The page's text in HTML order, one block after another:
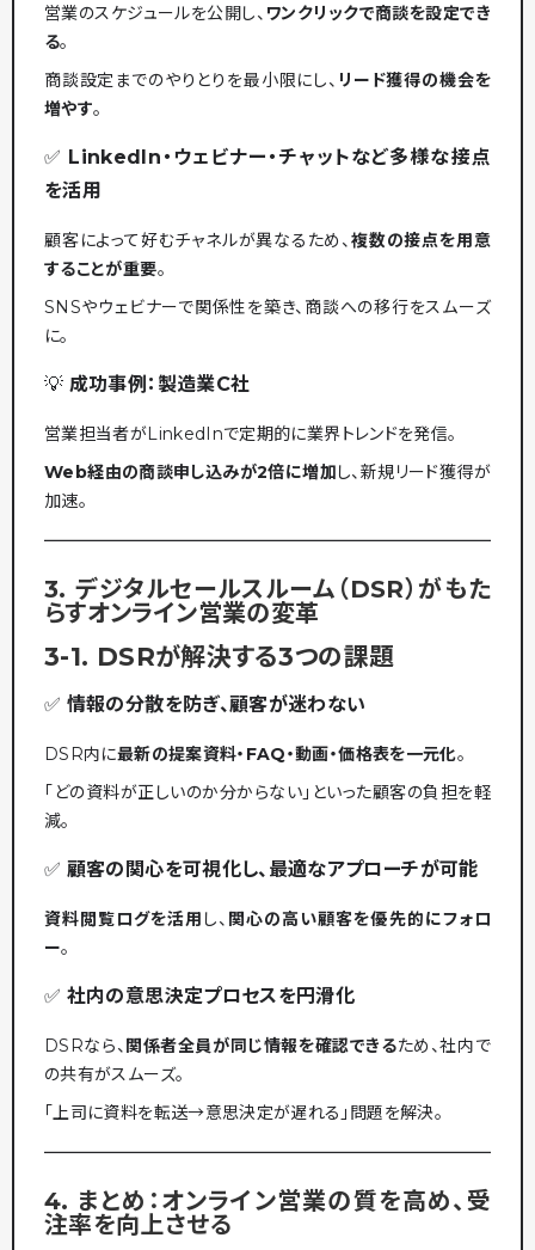
営業のスケジュールを公開し、 ワンクリックで商談を設定でき
る。
商談設定までのやりとりを最小限にし、 リード獲得の機会を
増やす。
✅ LinkedIn・ウェビナー・チャットなど多様な接点
を活用
顧客によって好むチャネルが異なるため、複数の接点を用意
することが重要。
SNSやウェビナーで関係性を築き、商談への移行をスムーズ
に。
💡 成功事例：製造業C社
営業担当者がLinkedInで定期的に業界トレンドを発信。
Web経由の商談申し込みが2倍に増加し、新規リード獲得が
加速。
3. デジタルセールスルーム（DSR）がもた
らすオンライン営業の変革
3-1. DSRが解決する3つの課題
✅ 情報の分散を防ぎ、顧客が迷わない
DSR内に最新の提案資料・FAQ・動画・価格表を一元化。
「どの資料が正しいのか分からない」といった顧客の負担を軽
減。
✅ 顧客の関心を可視化し、最適なアプローチが可能
資料閲覧ログを活用 し、 関心の高い顧客を優先的にフォロ
ー。
✅ 社内の意思決定プロセスを円滑化
DSRなら、関係者全員が同じ情報を確認できるため、社内で
の共有がスムーズ。
「上司に資料を転送→意思決定が遅れる」問題を解決。
4. まとめ：オンライン営業の質を高め、受
注率を向上させる